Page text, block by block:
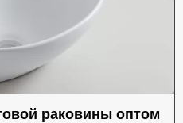
раковины оптом